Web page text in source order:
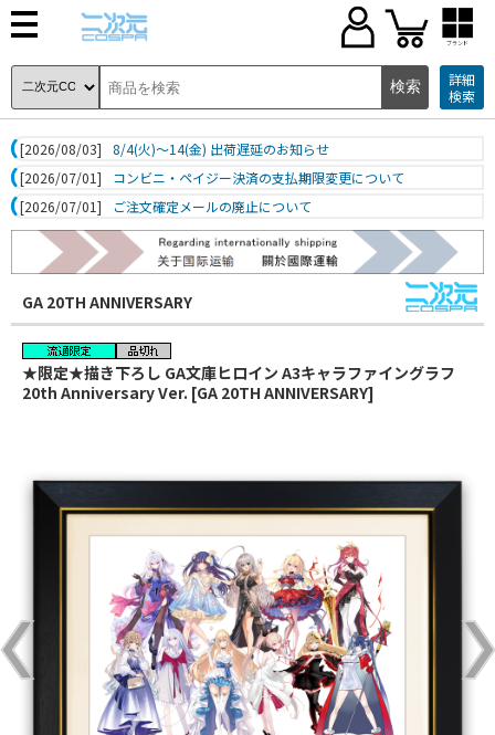
ブランド
詳細
検索
[2026/08/03]
8/4(火)～14(金) 出荷遅延のお知らせ
[2026/07/01]
コンビニ・ペイジー決済の支払期限変更について
[2026/07/01]
ご注文確定メールの廃止について
GA 20TH ANNIVERSARY
★限定★描き下ろし GA文庫ヒロイン A3キャラファイングラフ
20th Anniversary Ver. [GA 20TH ANNIVERSARY]